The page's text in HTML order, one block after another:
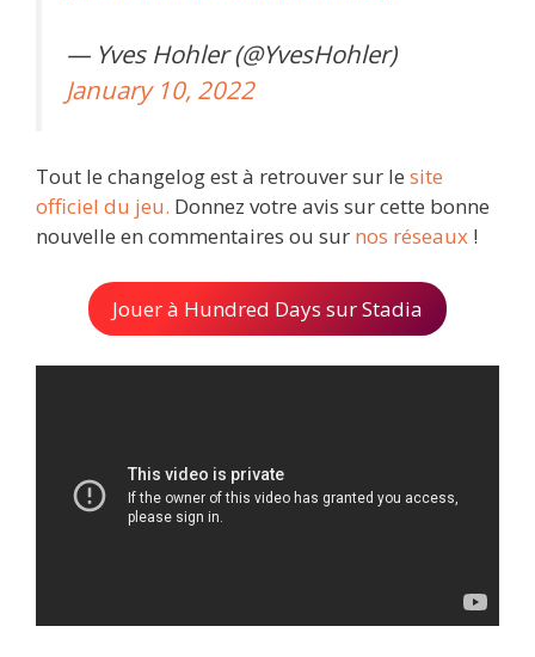
— Yves Hohler (@YvesHohler)
January 10, 2022
Tout le changelog est à retrouver sur le site
officiel du jeu. Donnez votre avis sur cette bonne
nouvelle en commentaires ou sur nos réseaux !
Jouer à Hundred Days sur Stadia